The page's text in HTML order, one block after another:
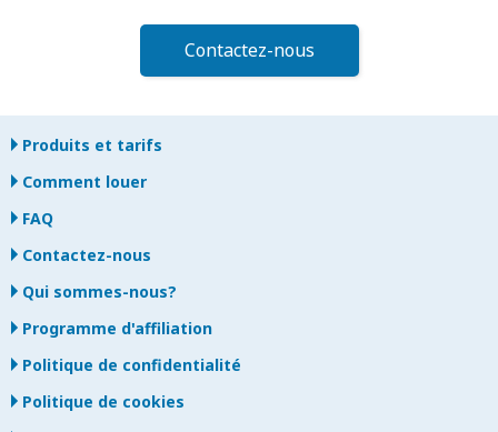
Contactez-nous
Produits et tarifs
Comment louer
FAQ
Contactez-nous
Qui sommes-nous?
Programme d'affiliation
Politique de confidentialité
Politique de cookies